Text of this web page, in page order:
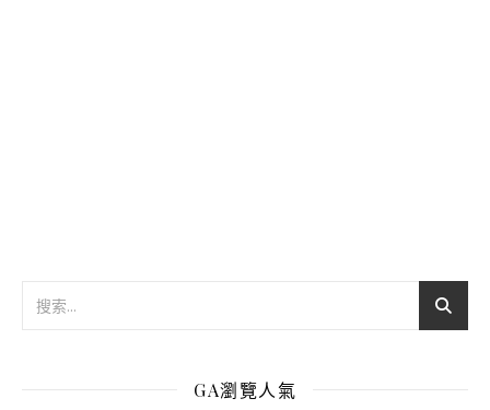
GA瀏覽人氣